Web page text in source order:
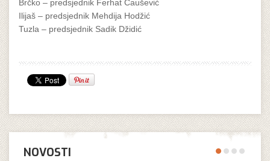
Brčko – predsjednik Ferhat Čaušević
Ilijaš – predsjednik Mehdija Hodžić
Tuzla – predsjednik Sadik Džidić
NOVOSTI